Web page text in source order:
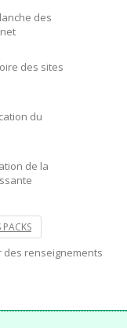
des
des sites
du
de la
renseignements